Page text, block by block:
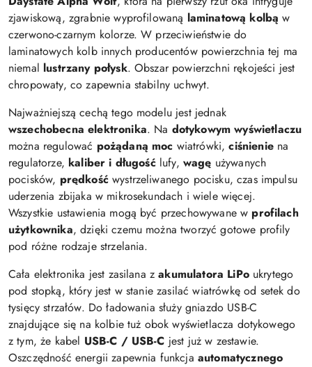
zjawiskową, zgrabnie wyprofilowaną laminatową kolbą w
czerwono-czarnym kolorze. W przeciwieństwie do
laminatowych kolb innych producentów powierzchnia tej ma
niemal lustrzany połysk. Obszar powierzchni rękojeści jest
chropowaty, co zapewnia stabilny uchwyt.
Najważniejszą cechą tego modelu jest jednak
wszechobecna elektronika. Na dotykowym wyświetlaczu
można regulować pożądaną moc wiatrówki,ciśnieniena
regulatorze, kaliber i długośćlufy, wagę używanych
pocisków, prędkośćwystrzeliwanego pocisku, czas impulsu
uderzenia zbijaka w mikrosekundach i wiele więcej.
Wszystkie ustawienia mogą być przechowywane w profilach
użytkownika, dzięki czemu można tworzyć gotowe profily
pod różne rodzaje strzelania.
Cała elektronika jest zasilana zakumulatora LiPoukrytego
pod stopką, który jest w stanie zasilać wiatrówkę od setek do
tysięcy strzałów. Do ładowania służy gniazdo USB-C
znajdujące się na kolbie tuż obok wyświetlacza dotykowego
z tym, że kabel USB-C / USB-C jest już w zestawie.
Oszczędność energii zapewnia funkcja automatycznego